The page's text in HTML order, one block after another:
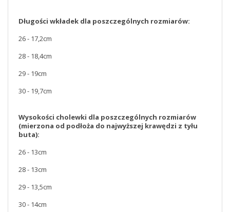
Długości wkładek dla poszczególnych rozmiarów:
26 - 17,2cm
28 - 18,4cm
29 - 19cm
30 - 19,7cm
Wysokości cholewki dla poszczególnych rozmiarów
(mierzona od podłoża do najwyższej krawędzi z tyłu
buta):
26 - 13cm
28 - 13cm
29 - 13,5cm
30 - 14cm